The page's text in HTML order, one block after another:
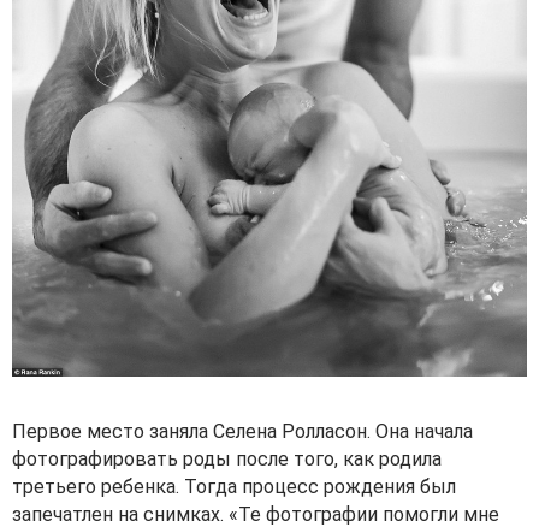
Первое место заняла Селена Ролласон. Она начала
фотографировать роды после того, как родила
третьего ребенка. Тогда процесс рождения был
запечатлен на снимках. «Те фотографии помогли мне